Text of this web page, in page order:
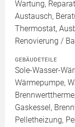
Wartung,
Austausch,
Thermostat,
Renovierung /
GEBÄUDETEILE
Sole-Wasser-
Wärmepumpe,
Gaskessel,
Pelletheizung,